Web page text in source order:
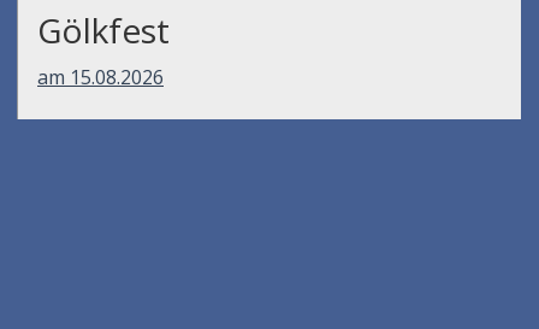
Gölkfest
am 15.08.2026